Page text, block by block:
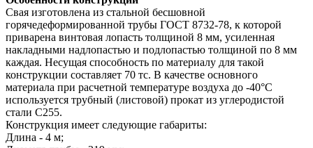
Свая изготовлена из стальной бесшовной
горячедеформированной трубы ГОСТ 8732-78, к которой
приварена винтовая лопасть толщиной 8 мм, усиленная
накладными надлопастью и подлопастью толщиной по 8 мм
каждая. Несущая способность по материалу для такой
конструкции составляет 70 тс. В качестве основного
материала при расчетной температуре воздуха до -40°С
используется трубный (листовой) прокат из углеродистой
стали С255.
Конструкция имеет следующие габариты:
Длина - 4 м;